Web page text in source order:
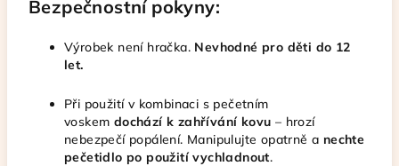
Bezpečnostní pokyny:
Výrobek není hračka. Nevhodné pro děti do 12
let.
Při použití v kombinaci s pečetním
voskem dochází k zahřívání kovu – hrozí
nebezpečí popálení. Manipulujte opatrně a nechte
pečetidlo po použití vychladnout.